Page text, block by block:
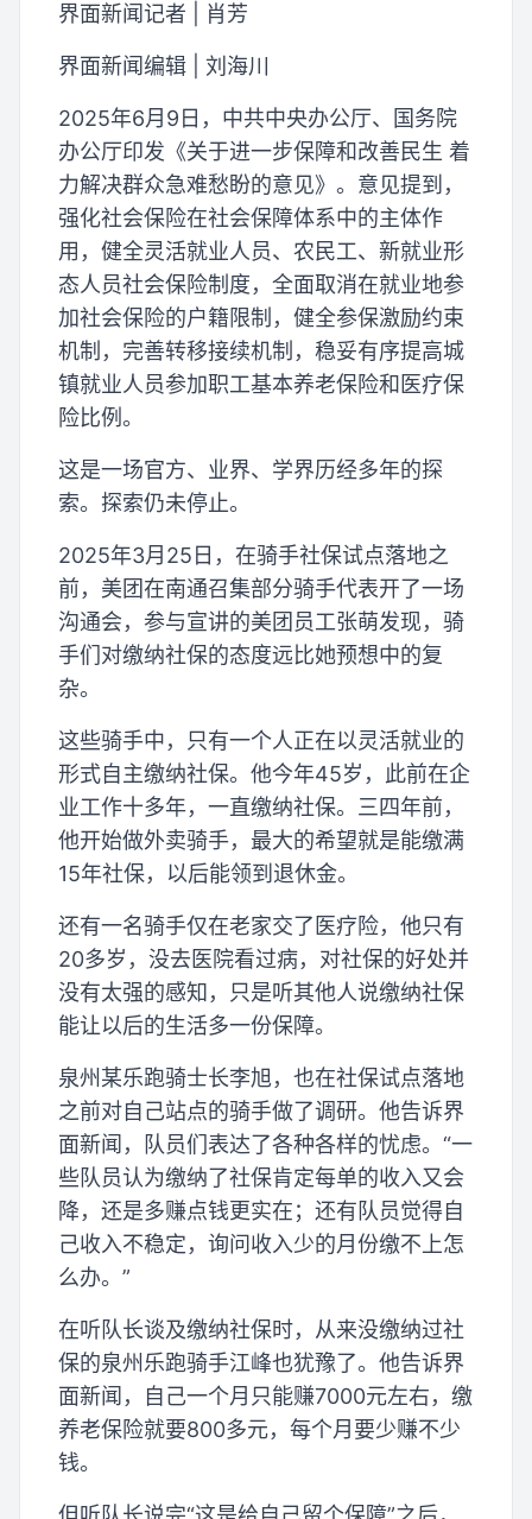
界面新闻记者 | 肖芳
界面新闻编辑 | 刘海川
2025年6月9日，中共中央办公厅、国务院
办公厅印发《关于进一步保障和改善民生 着
力解决群众急难愁盼的意见》。意见提到，
强化社会保险在社会保障体系中的主体作
用，健全灵活就业人员、农民工、新就业形
态人员社会保险制度，全面取消在就业地参
加社会保险的户籍限制，健全参保激励约束
机制，完善转移接续机制，稳妥有序提高城
镇就业人员参加职工基本养老保险和医疗保
险比例。
这是一场官方、业界、学界历经多年的探
索。探索仍未停止。
2025年3月25日，在骑手社保试点落地之
前，美团在南通召集部分骑手代表开了一场
沟通会，参与宣讲的美团员工张萌发现，骑
手们对缴纳社保的态度远比她预想中的复
杂。
这些骑手中，只有一个人正在以灵活就业的
形式自主缴纳社保。他今年45岁，此前在企
业工作十多年，一直缴纳社保。三四年前，
他开始做外卖骑手，最大的希望就是能缴满
15年社保，以后能领到退休金。
还有一名骑手仅在老家交了医疗险，他只有
20多岁，没去医院看过病，对社保的好处并
没有太强的感知，只是听其他人说缴纳社保
能让以后的生活多一份保障。
泉州某乐跑骑士长李旭，也在社保试点落地
之前对自己站点的骑手做了调研。他告诉界
面新闻，队员们表达了各种各样的忧虑。“一
些队员认为缴纳了社保肯定每单的收入又会
降，还是多赚点钱更实在；还有队员觉得自
己收入不稳定，询问收入少的月份缴不上怎
么办。”
在听队长谈及缴纳社保时，从来没缴纳过社
保的泉州乐跑骑手江峰也犹豫了。他告诉界
面新闻，自己一个月只能赚7000元左右，缴
养老保险就要800多元，每个月要少赚不少
钱。